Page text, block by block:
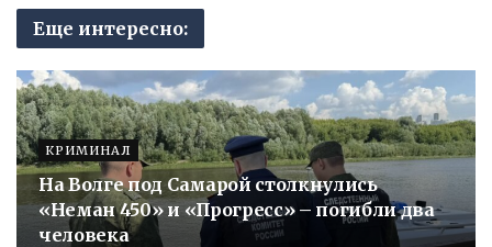
Еще интересно:
КРИМИНАЛ
На Волге под Самарой столкнулись
«Неман 450» и «Прогресс» – погибли два
человека